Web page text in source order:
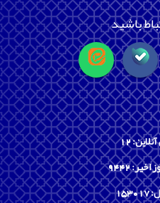
باشید
12